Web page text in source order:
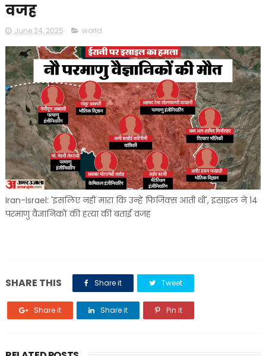
वजह
June 24, 2025 world
Iran-Israel: 'इसलिए नहीं मारा कि उन्हें फिजिक्स आती थी', इस्राइल ने 14
परमाणु वैज्ञानिकों की हत्या की बताई वजह
SHARE THIS Share it Tweet
Share it Share it Pin it